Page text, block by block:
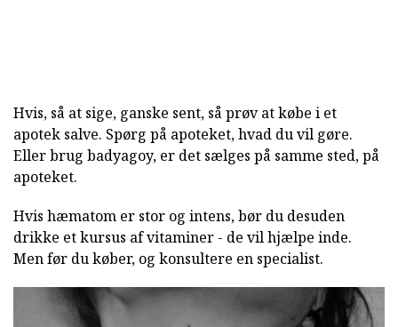
Hvis, så at sige, ganske sent, så prøv at købe i et
apotek salve. Spørg på apoteket, hvad du vil gøre.
Eller brug badyagoy, er det sælges på samme sted, på
apoteket.
Hvis hæmatom er stor og intens, bør du desuden
drikke et kursus af vitaminer - de vil hjælpe inde.
Men før du køber, og konsultere en specialist.